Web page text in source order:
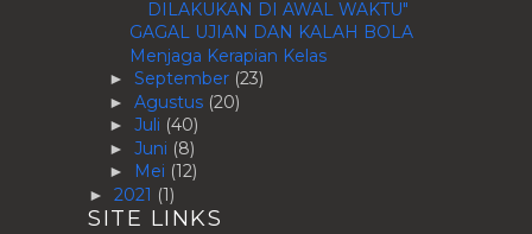
DILAKUKAN DI AWAL WAKTU"
GAGAL UJIAN DAN KALAH BOLA
Menjaga Kerapian Kelas
► September (23)
► Agustus (20)
► Juli (40)
► Juni (8)
► Mei (12)
► 2021 (1)
SITE LINKS